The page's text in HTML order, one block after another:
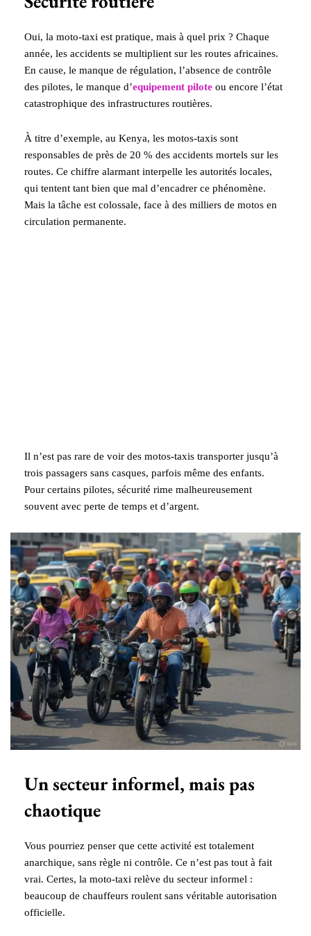
Oui, la moto-taxi est pratique, mais à quel prix ? Chaque
année, les accidents se multiplient sur les routes africaines.
En cause, le manque de régulation, l’absence de contrôle
des pilotes, le manque d’equipement pilote ou encore l’état
catastrophique des infrastructures routières.
À titre d’exemple, au Kenya, les motos-taxis sont
responsables de près de 20 % des accidents mortels sur les
routes. Ce chiffre alarmant interpelle les autorités locales,
qui tentent tant bien que mal d’encadrer ce phénomène.
Mais la tâche est colossale, face à des milliers de motos en
circulation permanente.
Il n’est pas rare de voir des motos-taxis transporter jusqu’à
trois passagers sans casques, parfois même des enfants.
Pour certains pilotes, sécurité rime malheureusement
souvent avec perte de temps et d’argent.
Un secteur informel, mais pas
chaotique
Vous pourriez penser que cette activité est totalement
anarchique, sans règle ni contrôle. Ce n’est pas tout à fait
vrai. Certes, la moto-taxi relève du secteur informel :
beaucoup de chauffeurs roulent sans véritable autorisation
officielle.